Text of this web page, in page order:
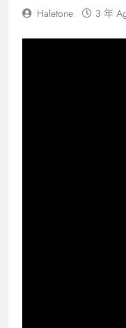
Haletone 3 年